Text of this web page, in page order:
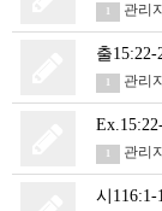
관리
출
관리
관리
시